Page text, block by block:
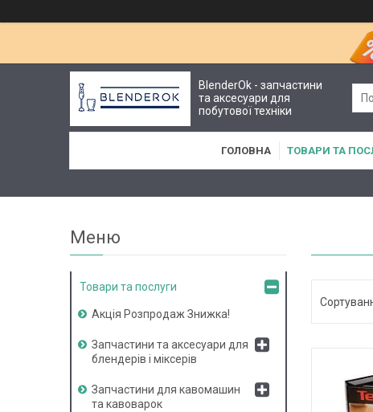
BlenderOk - запчастини
та аксесуари для
побутової техніки
ГОЛОВНА ТОВАРИ ТА
Товари та послуги
Акція Розпродаж Знижка!
Запчастини та аксесуари для
блендерів і міксерів
Запчастини для кавомашин
та кавоварок